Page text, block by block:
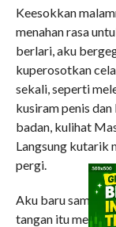
Keesokkan
menahan rasa
berlari, aku
kuperosotkan
sekali, seperti
kusiram penis
badan, kulihat
Langsung kutarik
pergi.
Aku baru sampai
tangan itu